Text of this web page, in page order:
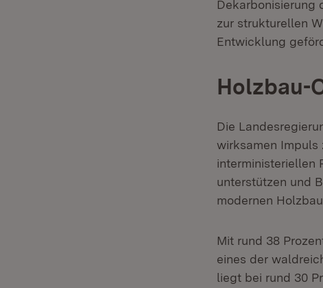
Dekarbonisierung
zur strukturellen
Entwicklung
Holzbau-
Die
wirksamen Impuls
interministeriellen
unterstützen und
modernen
Mit rund 38
eines der
liegt bei rund 30